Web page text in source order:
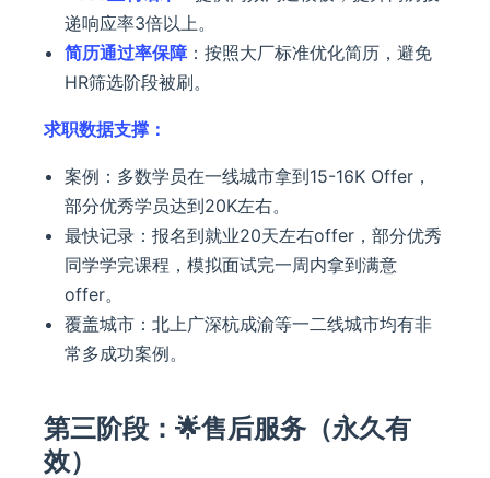
递响应率3倍以上。
简历通过率保障 ：按照大厂标准优化简历，避免
HR筛选阶段被刷。
求职数据支撑：
案例：多数学员在一线城市拿到15-16K Offer，
部分优秀学员达到20K左右。
最快记录：报名到就业20天左右offer，部分优秀
同学学完课程，模拟面试完一周内拿到满意
offer。
覆盖城市：北上广深杭成渝等一二线城市均有非
常多成功案例。
第三阶段：🌟售后服务（永久有
效）